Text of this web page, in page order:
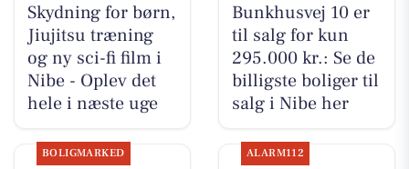
Skydning for børn,
Jiujitsu træning
og ny sci-fi film i
Nibe - Oplev det
hele i næste uge
Bunkhusvej 10 er
til salg for kun
295.000 kr.: Se de
billigste boliger til
salg i Nibe her
BOLIGMARKED ALARM112